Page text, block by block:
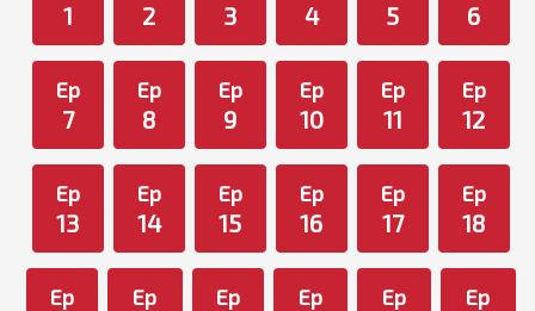
1 2 3 4 5 6
Ep
7
Ep
8
Ep
9
Ep
10
Ep
11
Ep
12
Ep
13
Ep
14
Ep
15
Ep
16
Ep
17
Ep
18
Ep Ep Ep Ep Ep Ep